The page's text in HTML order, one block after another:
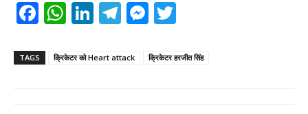
F
c
W
at
Li
k
T
e
M
ss tt
TAGS क्रिकेटर को Heart attack क्रिकेटर हरजीत सिंह